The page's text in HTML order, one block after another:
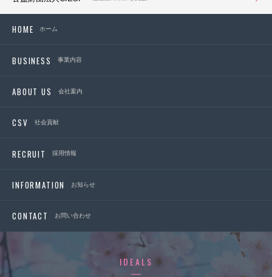
HOME ホーム
BUSINESS 事業内容
ABOUT US 会社案内
CSV 社会貢献
RECRUIT 採用情報
INFORMATION お知らせ
CONTACT お問い合わせ
IDEALS